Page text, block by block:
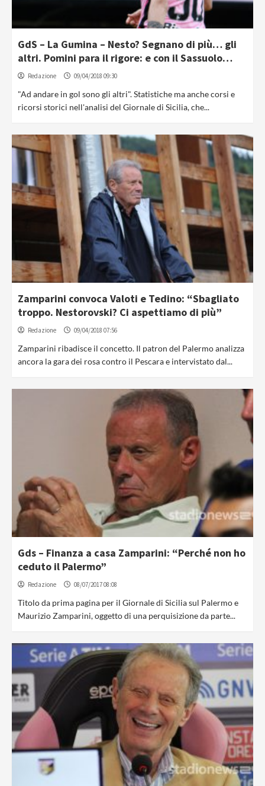
GdS – La Gumina – Nesto? Segnano di più… gli
altri. Pomini para il rigore: e con il Sassuolo…
Redazione 09/04/2018 09:30
"Ad andare in gol sono gli altri". Statistiche ma anche corsi e
ricorsi storici nell'analisi del Giornale di Sicilia, che...
Zamparini convoca Valoti e Tedino: “Sbagliato
troppo. Nestorovski? Ci aspettiamo di più”
Redazione 09/04/2018 07:56
Zamparini ribadisce il concetto. Il patron del Palermo analizza
ancora la gara dei rosa contro il Pescara e intervistato dal...
Gds – Finanza a casa Zamparini: “Perché non ho
ceduto il Palermo”
Redazione 08/07/2017 08:08
Titolo da prima pagina per il Giornale di Sicilia sul Palermo e
Maurizio Zamparini, oggetto di una perquisizione da parte...